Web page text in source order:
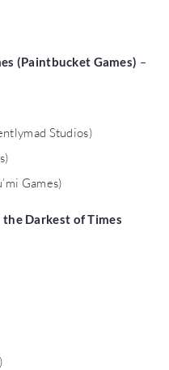
(Paintbucket Games) –
Studios)
Games)
Darkest of Times